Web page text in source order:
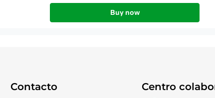
Contacto Centro